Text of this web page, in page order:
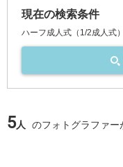
現在の検索条件
ハーフ成人式（1/2成人式）
5人 のフォトグラファー